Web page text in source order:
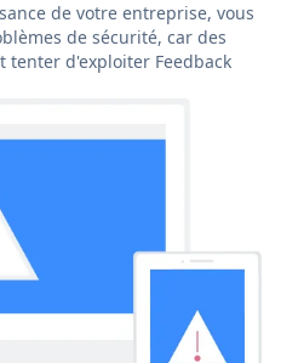
de votre entreprise, vous
de sécurité, car des
d'exploiter Feedback